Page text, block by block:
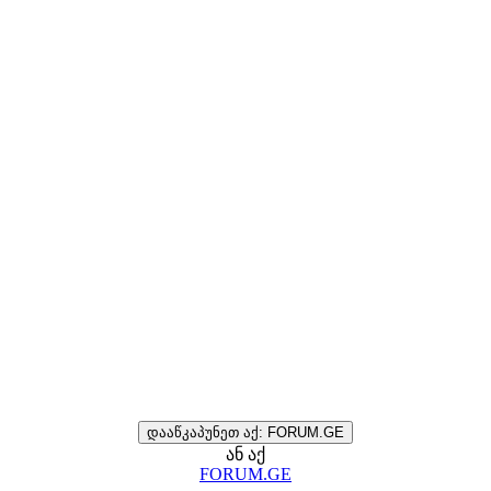
დააწკაპუნეთ აქ: FORUM.GE
ან აქ
FORUM.GE